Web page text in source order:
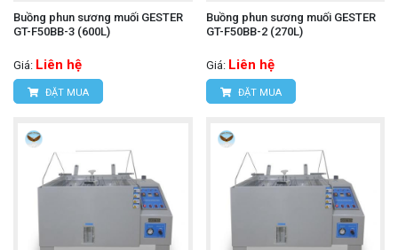
Buồng phun sương muối GESTER
GT-F50BB-3 (600L)
Giá: Liên hệ
ĐẶT MUA
Buồng phun sương muối GESTER
GT-F50BB-2 (270L)
Giá: Liên hệ
ĐẶT MUA